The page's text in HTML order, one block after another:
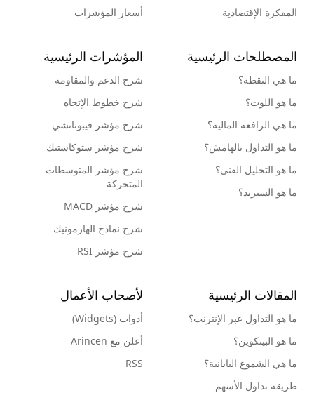
المفكرة الإقتصادية
أسعار المؤشرات
المصطلحات الرئيسية
ما هي النقطة؟
ما هو اللوت؟
ما هي الرافعة المالية؟
ما هو التداول بالهامش؟
ما هو التحليل الفني؟
ما هو السبريد؟
المؤشرات الرئيسية
شرح الدعم والمقاومة
شرح خطوط الإتجاه
شرح مؤشر فيبوناتشي
شرح مؤشر ستوكاستيك
شرح مؤشر المتوسطات
المتحركة
شرح مؤشر MACD
شرح نماذج الهارمونيك
شرح مؤشر RSI
المقالات الرئيسية
ما هو التداول عبر الإنترنت؟
ما هو البيتكوين؟
ما هي الشموع اليابانية؟
طريقة تداول الأسهم
لأصحاب الأعمال
أدوات (Widgets)
أعلن مع Arincen
RSS